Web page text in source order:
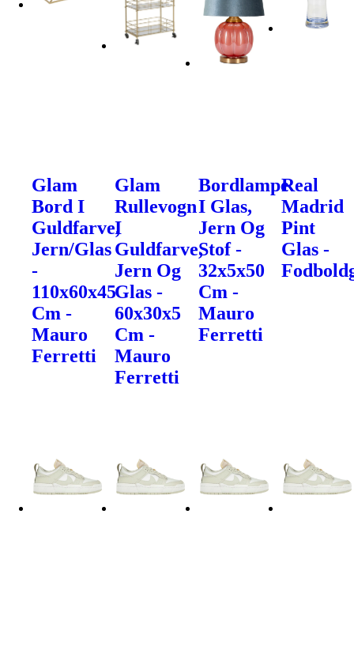
Glam
Bord I
Guldfarve,
Jern/Glas
-
110x60x45
Cm -
Mauro
Ferretti
Glam
Rullevogn
I
Guldfarve,
Jern Og
Glas -
60x30x5
Cm -
Mauro
Ferretti
Bordlampe
I Glas,
Jern Og
Stof -
32x5x50
Cm -
Mauro
Ferretti
Real
Madrid
Pint
Glas -